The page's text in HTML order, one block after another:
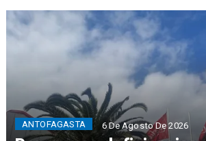
ANTOFAGASTA 6 De Agosto De 2026